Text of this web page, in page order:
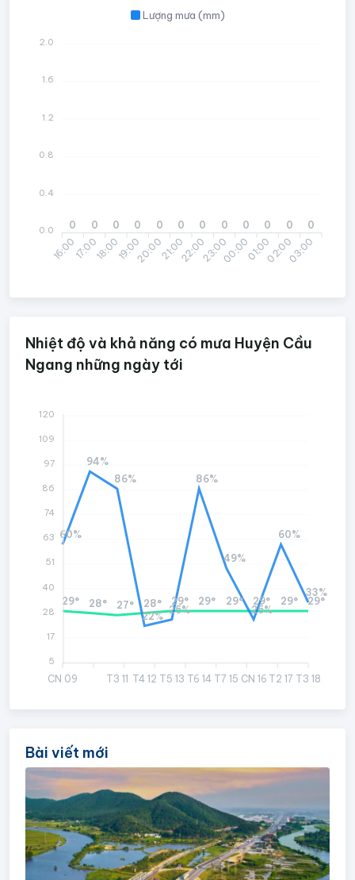
Lượng mưa (mm)
16:0017:0018:0019:0020:0021:0022:0023:0000:0001:0002:0003:00
0 0 0 0 0 0 0 0 0 0 0 0
2.0
1.6
1.2
0.8
0.4
0.0
Nhiệt độ và khả năng có mưa Huyện Cầu
Ngang những ngày tới
CN 09 T3 11 T4 12 T5 13 T6 14 T7 15 CN 16 T2 17 T3 18
29° 28° 27° 28° 29° 29° 29° 29° 29° 29°
60%
94%
86%
22%
25%
86%
49%
25%
60%
33%
120
109
97
86
74
63
51
40
28
17
5
Bài viết mới